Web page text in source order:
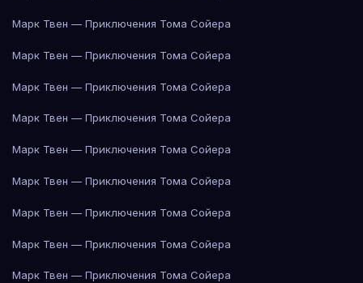
Марк Твен — Приключения Тома Сойера
Марк Твен — Приключения Тома Сойера
Марк Твен — Приключения Тома Сойера
Марк Твен — Приключения Тома Сойера
Марк Твен — Приключения Тома Сойера
Марк Твен — Приключения Тома Сойера
Марк Твен — Приключения Тома Сойера
Марк Твен — Приключения Тома Сойера
Марк Твен — Приключения Тома Сойера